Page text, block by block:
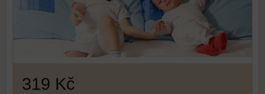
319 Kč